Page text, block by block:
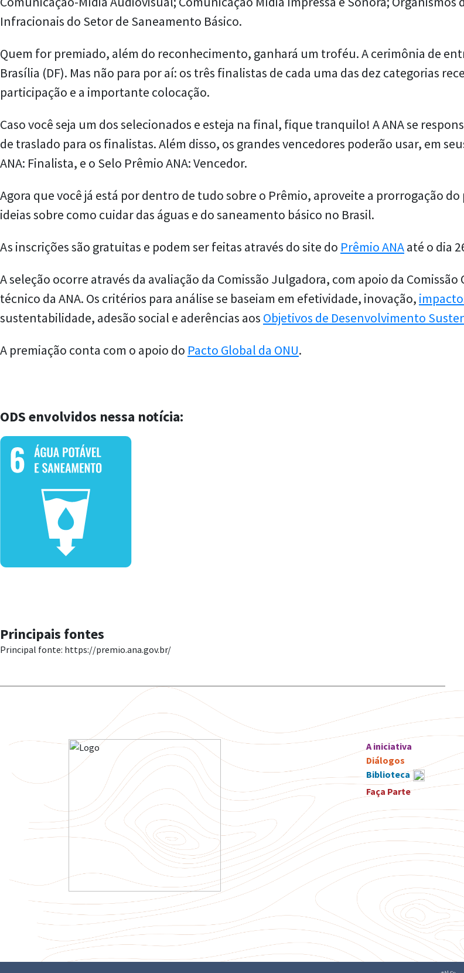
Infracionais do Setor de Saneamento Básico.
Quem for premiado, além do reconhecimento, ganhará um troféu. A cerimônia de
Brasília (DF). Mas não para por aí: os três finalistas de cada uma das dez categorias
participação e a importante colocação.
Caso você seja um dos selecionados e esteja na final, fique tranquilo! A ANA se
de traslado para os finalistas. Além disso, os grandes vencedores poderão usar, em
ANA: Finalista, e o Selo Prêmio ANA: Vencedor.
Agora que você já está por dentro de tudo sobre o Prêmio, aproveite a prorrogação
ideias sobre como cuidar das águas e do saneamento básico no Brasil.
As inscrições são gratuitas e podem ser feitas através do site do Prêmio ANAaté o dia
A seleção ocorre através da avaliação da Comissão Julgadora, com apoio da
técnico da ANA. Os critérios para análise se baseiam em efetividade, inovação,
sustentabilidade, adesão social e aderências aos Objetivos de Desenvolvimento
A premiação conta com o apoio do Pacto Global da ONU.
ODS envolvidos nessa notícia:
Principais fontes
Principal fonte: https://premio.ana.gov.br/
A iniciativa
Diálogos
Biblioteca
Faça Parte